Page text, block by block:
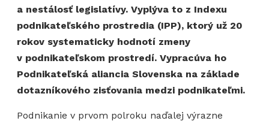
a nestálosť legislatívy. Vyplýva to z Indexu
podnikateľského prostredia (IPP), ktorý už 20
rokov systematicky hodnotí zmeny
v podnikateľskom prostredí. Vypracúva ho
Podnikateľská aliancia Slovenska na základe
dotazníkového zisťovania medzi podnikateľmi.
Podnikanie v prvom polroku naďalej výrazne